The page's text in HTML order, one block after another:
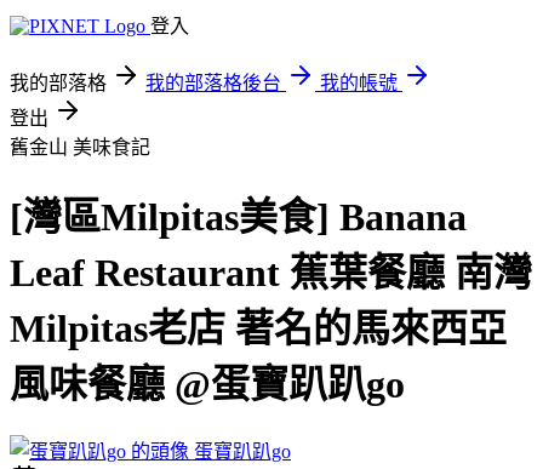
登入
我的部落格 我的部落格後台
我的帳號
登出
舊金山 美味食記
[灣區Milpitas美食] Banana
Leaf Restaurant 蕉葉餐廳 南灣
Milpitas老店 著名的馬來西亞
風味餐廳 @蛋寶趴趴go
蛋寶趴趴go